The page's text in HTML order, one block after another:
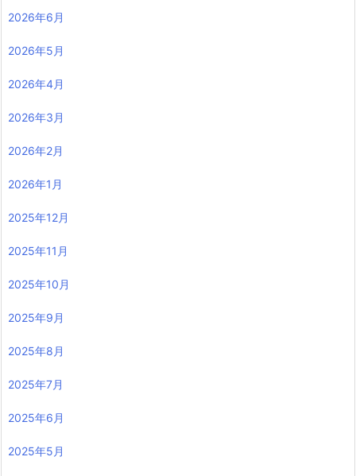
2026年6月
2026年5月
2026年4月
2026年3月
2026年2月
2026年1月
2025年12月
2025年11月
2025年10月
2025年9月
2025年8月
2025年7月
2025年6月
2025年5月